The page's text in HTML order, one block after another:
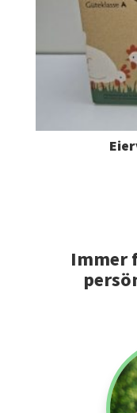
Immer